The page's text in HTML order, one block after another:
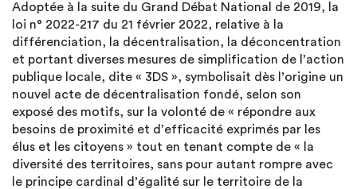
Adoptée à la suite du Grand Débat National de 2019, la
loi n° 2022-217 du 21 février 2022, relative à la
différenciation, la décentralisation, la déconcentration
et portant diverses mesures de simplification de l’action
publique locale, dite « 3DS », symbolisait dès l’origine un
nouvel acte de décentralisation fondé, selon son
exposé des motifs, sur la volonté de « répondre aux
besoins de proximité et d’efficacité exprimés par les
élus et les citoyens » tout en tenant compte de « la
diversité des territoires, sans pour autant rompre avec
le principe cardinal d’égalité sur le territoire de la